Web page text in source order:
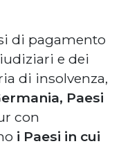
di pagamento
e dei
di insolvenza,
Paesi
con
i Paesi in cui